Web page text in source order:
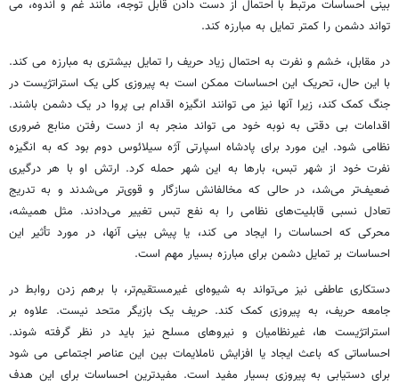
بینی احساسات مرتبط با احتمال از دست دادن قابل توجه، مانند غم و اندوه، می
تواند دشمن را کمتر تمایل به مبارزه کند.
در مقابل، خشم و نفرت به احتمال زیاد حریف را تمایل بیشتری به مبارزه می کند.
با این حال، تحریک این احساسات ممکن است به پیروزی کلی یک استراتژیست در
جنگ کمک کند، زیرا آنها نیز می توانند انگیزه اقدام بی پروا در یک دشمن باشند.
اقدامات بی دقتی به نوبه خود می تواند منجر به از دست رفتن منابع ضروری
نظامی شود. این مورد برای پادشاه اسپارتی آژه سیلائوس دوم بود که به انگیزه
نفرت خود از شهر تبس، بارها به این شهر حمله کرد. ارتش او با هر درگیری
ضعیف‌تر می‌شد، در حالی که مخالفانش سازگار و قوی‌تر می‌شدند و به تدریج
تعادل نسبی قابلیت‌های نظامی را به نفع تبس تغییر می‌دادند. مثل همیشه،
محرکی که احساسات را ایجاد می کند، یا پیش بینی آنها، در مورد تأثیر این
احساسات بر تمایل دشمن برای مبارزه بسیار مهم است.
دستکاری عاطفی نیز می‌تواند به شیوه‌ای غیرمستقیم‌تر، با برهم زدن روابط در
جامعه حریف، به پیروزی کمک کند. حریف یک بازیگر متحد نیست. علاوه بر
استراتژیست ها، غیرنظامیان و نیروهای مسلح نیز باید در نظر گرفته شوند.
احساساتی که باعث ایجاد یا افزایش ناملایمات بین این عناصر اجتماعی می شود
برای دستیابی به پیروزی بسیار مفید است. مفیدترین احساسات برای این هدف